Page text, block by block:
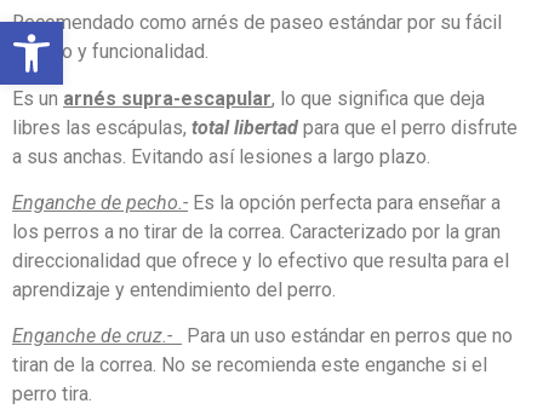
Abrir barra de herramientas
Recomendado como arnés de paseo estándar por su fácil
manejo y funcionalidad.
Es un arnés supra-escapular, lo que significa que deja
libres las escápulas, total libertad para que el perro disfrute
a sus anchas. Evitando así lesiones a largo plazo.
Enganche de pecho.- Es la opción perfecta para enseñar a
los perros a no tirar de la correa. Caracterizado por la gran
direccionalidad que ofrece y lo efectivo que resulta para el
aprendizaje y entendimiento del perro.
Enganche de cruz.-
Para un uso estándar en perros que no
tiran de la correa. No se recomienda este enganche si el
perro tira.